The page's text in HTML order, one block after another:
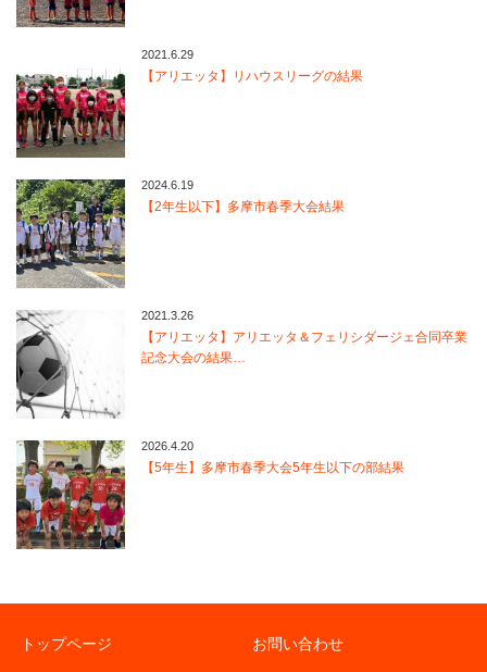
2021.6.29
【アリエッタ】リハウスリーグの結果
2024.6.19
【2年生以下】多摩市春季大会結果
2021.3.26
【アリエッタ】アリエッタ＆フェリシダージェ合同卒業
記念大会の結果…
2026.4.20
【5年生】多摩市春季大会5年生以下の部結果
トップページ お問い合わせ